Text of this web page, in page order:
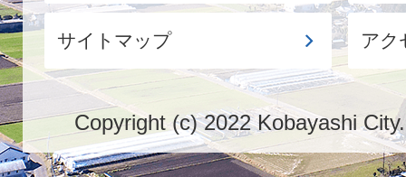
サイトマップ アク
Copyright (c) 2022 Kobayashi